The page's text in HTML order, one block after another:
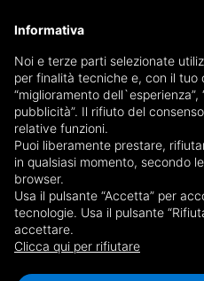
Receive a copy of
Choose
2 results for
Monticello Conte
Informativa
Noi e terze parti selezionate
per finalità tecniche e, con il tuo
“miglioramento dell`esperienza”,
pubblicità”. Il rifiuto del
relative funzioni.
Puoi liberamente prestare,
in qualsiasi momento, secondo
browser.
Usa il pulsante “Accetta” per
tecnologie. Usa il pulsante
accettare.
Clicca qui per rifiutare